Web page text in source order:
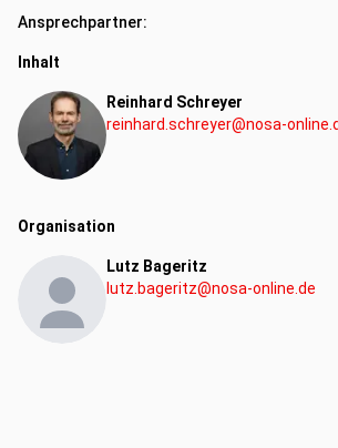
Ansprechpartner:
Inhalt
Reinhard Schreyer
reinhard.schreyer@nosa-
Organisation
Lutz Bageritz
lutz.bageritz@nosa-online.de